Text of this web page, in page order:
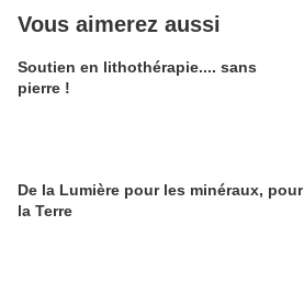
Vous aimerez aussi
Soutien en lithothérapie.... sans
pierre !
De la Lumière pour les minéraux, pour
la Terre